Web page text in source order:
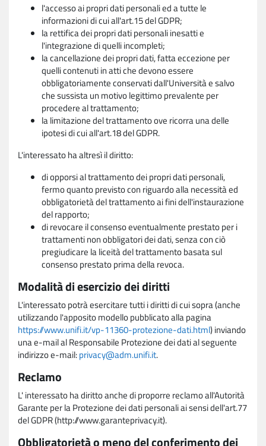
l'accesso ai propri dati personali ed a tutte le
informazioni di cui all'art.15 del GDPR;
la rettifica dei propri dati personali inesatti e
l'integrazione di quelli incompleti;
la cancellazione dei propri dati, fatta eccezione per
quelli contenuti in atti che devono essere
obbligatoriamente conservati dall'Università e salvo
che sussista un motivo legittimo prevalente per
procedere al trattamento;
la limitazione del trattamento ove ricorra una delle
ipotesi di cui all'art.18 del GDPR.
L'interessato ha altresì il diritto:
di opporsi al trattamento dei propri dati personali,
fermo quanto previsto con riguardo alla necessità ed
obbligatorietà del trattamento ai fini dell'instaurazione
del rapporto;
di revocare il consenso eventualmente prestato per i
trattamenti non obbligatori dei dati, senza con ciò
pregiudicare la liceità del trattamento basata sul
consenso prestato prima della revoca.
Modalità di esercizio dei diritti
L'interessato potrà esercitare tutti i diritti di cui sopra (anche
utilizzando l'apposito modello pubblicato alla pagina
https://www.unifi.it/vp-11360-protezione-dati.html) inviando
una e-mail al Responsabile Protezione dei dati al seguente
indirizzo e-mail:privacy@adm.unifi.it.
Reclamo
L' interessato ha diritto anche di proporre reclamo all'Autorità
Garante per la Protezione dei dati personali ai sensi dell'art.77
del GDPR (http://www.garanteprivacy.it).
Obbligatorietà o meno del conferimento dei